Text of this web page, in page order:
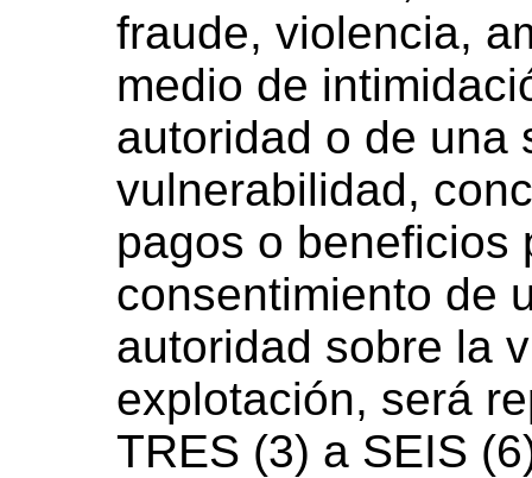
fraude, violencia,
medio de
autoridad o de una
vulnerabilidad,
pagos o beneficios
consentimiento de
autoridad sobre la
explotación, será
TRES (3) a SEIS